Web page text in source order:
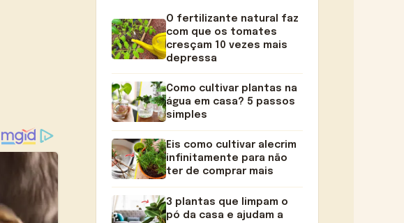
O fertilizante natural faz
com que os tomates
cresçam 10 vezes mais
depressa
Como cultivar plantas na
água em casa? 5 passos
simples
Eis como cultivar alecrim
infinitamente para não
ter de comprar mais
3 plantas que limpam o
pó da casa e ajudam a